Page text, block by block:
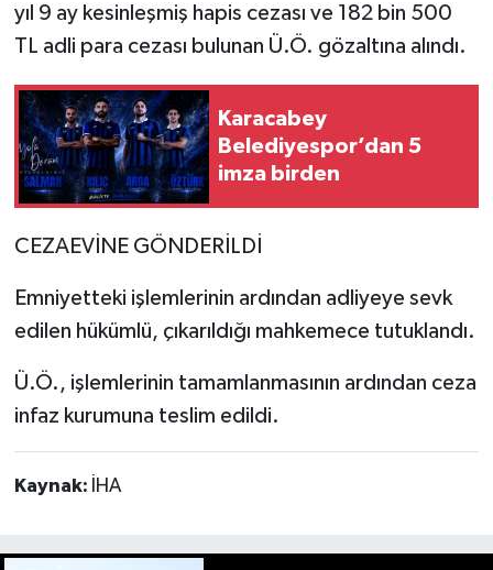
yıl 9 ay kesinleşmiş hapis cezası ve 182 bin 500
TL adli para cezası bulunan Ü.Ö. gözaltına alındı.
Karacabey
Belediyespor’dan 5
imza birden
CEZAEVİNE GÖNDERİLDİ
Emniyetteki işlemlerinin ardından adliyeye sevk
edilen hükümlü, çıkarıldığı mahkemece tutuklandı.
Ü.Ö., işlemlerinin tamamlanmasının ardından ceza
infaz kurumuna teslim edildi.
Kaynak: İHA